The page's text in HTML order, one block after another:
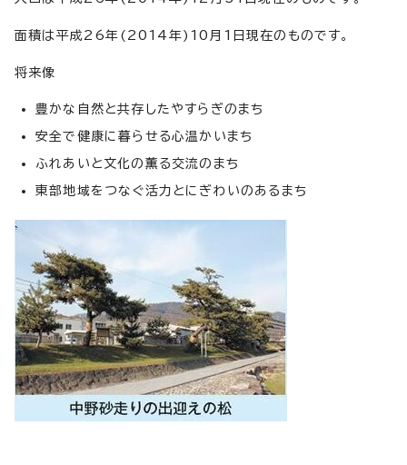
面積は平成26年(2014年)10月1日現在のものです。
将来像
豊かな自然と共存したやすらぎのまち
安全で健康に暮らせる心温かいまち
ふれあいと文化の薫る交流のまち
東部地域をつなぐ活力とにぎわいのあるまち